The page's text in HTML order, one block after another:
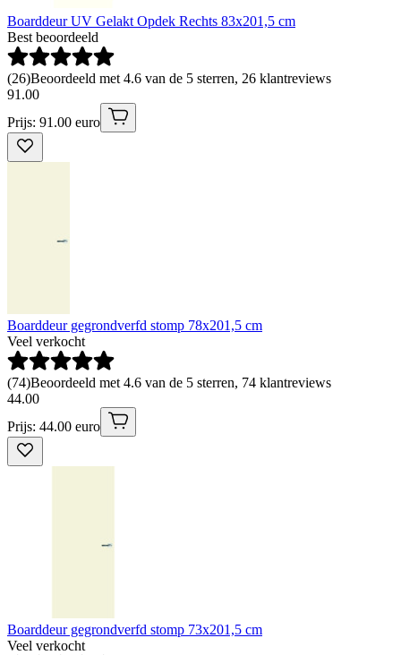
Boarddeur UV Gelakt Opdek Rechts 83x201,5 cm
Best beoordeeld
(26)Beoordeeld met 4.6 van de 5 sterren, 26 klantreviews
91.00
Prijs: 91.00 euro
Boarddeur gegrondverfd stomp 78x201,5 cm
Veel verkocht
(74)Beoordeeld met 4.6 van de 5 sterren, 74 klantreviews
44.00
Prijs: 44.00 euro
Boarddeur gegrondverfd stomp 73x201,5 cm
Veel verkocht